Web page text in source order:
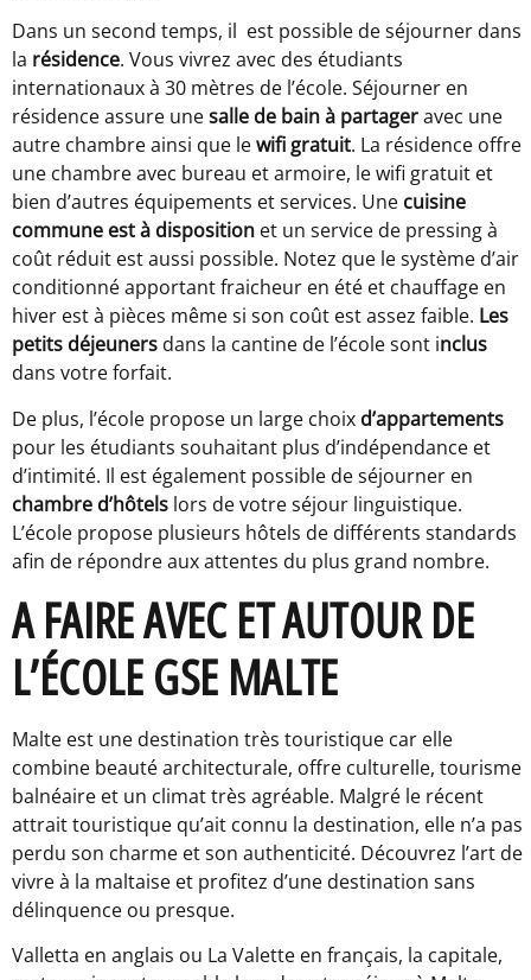
Dans un second temps, il est possible de séjourner dans
la résidence. Vous vivrez avec des étudiants
internationaux à 30 mètres de l’école. Séjourner en
résidence assure unesalle de bain à partageravec une
autre chambre ainsi que lewifi gratuit. La résidence offre
une chambre avec bureau et armoire, le wifi gratuit et
bien d’autres équipements et services. Une cuisine
commune est à disposition et un service de pressing à
coût réduit est aussi possible. Notez que le système d’air
conditionné apportant fraicheur en été et chauffage en
hiver est à pièces même si son coût est assez faible. Les
petits déjeuners dans la cantine de l’école sont inclus
dans votre forfait.
De plus, l’école propose un large choix d’appartements
pour les étudiants souhaitant plus d’indépendance et
d’intimité. Il est également possible de séjourner en
chambre d’hôtels lors de votre séjour linguistique.
L’école propose plusieurs hôtels de différents standards
afin de répondre aux attentes du plus grand nombre.
A FAIRE AVEC ET AUTOUR DE
L’ÉCOLE GSE MALTE
Malte est une destination très touristique car elle
combine beauté architecturale, offre culturelle, tourisme
balnéaire et un climat très agréable. Malgré le récent
attrait touristique qu’ait connu la destination, elle n’a pas
perdu son charme et son authenticité. Découvrez l’art de
vivre à la maltaise et profitez d’une destination sans
délinquence ou presque.
Valletta en anglais ou La Valette en français, la capitale,